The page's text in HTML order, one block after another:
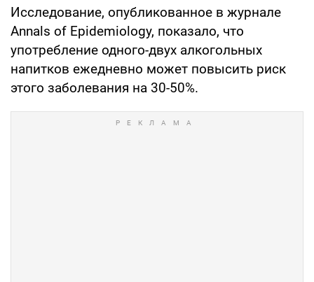
Исследование, опубликованное в журнале
Annals of Epidemiology, показало, что
употребление одного-двух алкогольных
напитков ежедневно может повысить риск
этого заболевания на 30-50%.